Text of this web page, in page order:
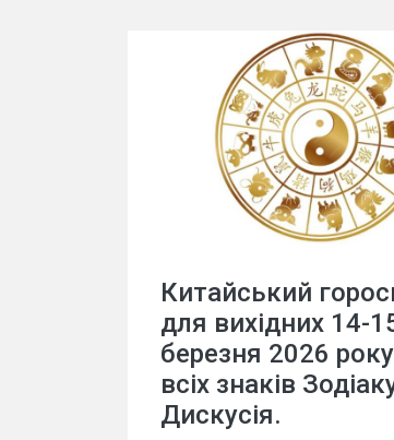
Китайський
для вихідних 14-
березня 2026
всіх знаків
Дискусія.